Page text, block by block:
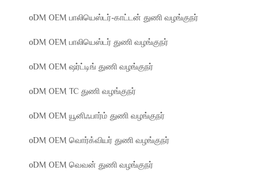
oDM OEM பாலியெஸ்டர்-காட்டன் துணி வழங்குநர்
oDM OEM பாலியெஸ்டர் துணி வழங்குநர்
oDM OEM ஷர்ட்டிங் துணி வழங்குநர்
oDM OEM TC துணி வழங்குநர்
oDM OEM யூனிஃபார்ம் துணி வழங்குநர்
oDM OEM வொர்க்வியர் துணி வழங்குநர்
oDM OEM வெவன் துணி வழங்குநர்